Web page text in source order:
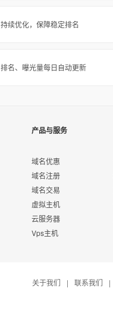
持续优化，保障稳定排名
排名、曝光量每日自动更新
产品与服务
域名优惠
域名注册
域名交易
虚拟主机
云服务器
Vps主机
关于我们 | 联系我们 |